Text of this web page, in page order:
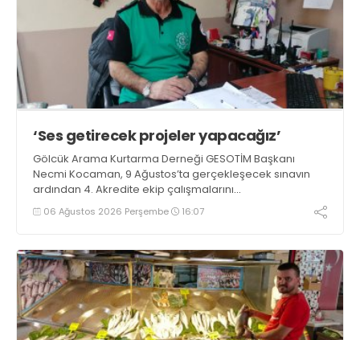
‘Ses getirecek projeler yapacağız’
Gölcük Arama Kurtarma Derneği GESOTİM Başkanı
Necmi Kocaman, 9 Ağustos’ta gerçekleşecek sınavın
ardından 4. Akredite ekip çalışmalarını
tamamlayacaklarını ifade ederek açıklamalarda
bulundu. Kocaman, “Gölcük’te ve Kocaeli genelinde ses
06 Ağustos 2026 Perşembe 16:07